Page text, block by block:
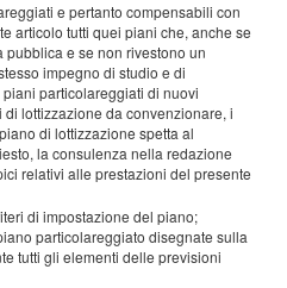
e pertanto compensabili con
articolo tutti quei piani che, anche se
e se non rivestono un
impegno di studio e di
particolareggiati di nuovi
lottizzazione da convenzionare, i
di lottizzazione spetta al
la consulenza nella redazione
relativi alle prestazioni del presente
di impostazione del piano;
particolareggiato disegnate sulla
tutti gli elementi delle previsioni